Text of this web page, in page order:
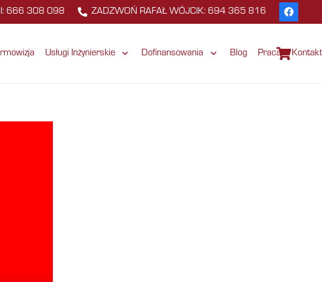
666 308 098 ZADZWOŃ RAFAŁ WÓJCIK: 694 365 816
Usługi Inżynierskie Dofinansowania Blog Praca Kontakt